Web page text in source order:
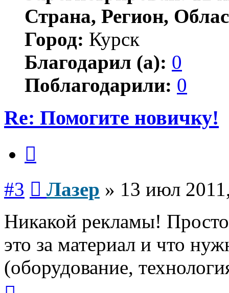
Страна, Регион,
Город: Курск
Благодарил (а): 0
Поблагодарили: 0
Re: Помогите новичку!
#3 Лазер » 13 июл
Никакой рекламы!
это за материал и что
(оборудование,